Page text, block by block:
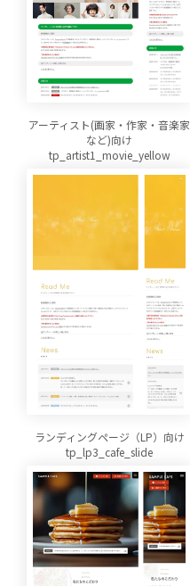
アーティスト(画家・作家・音楽家
など)向け
tp_artist1_movie_yellow
ランディングページ（LP）向け
tp_lp3_cafe_slide